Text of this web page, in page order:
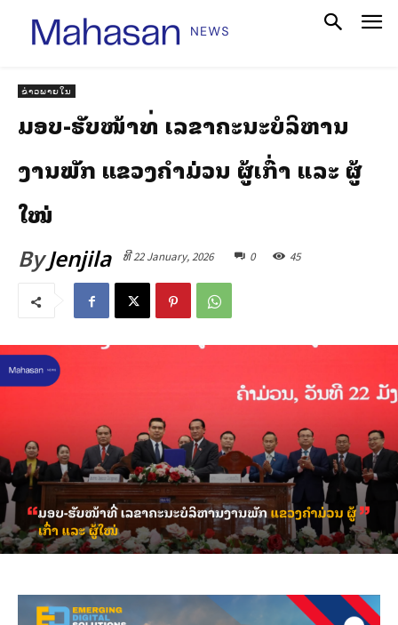
ຂ່າວພາຍໃນ
ມອບ-ຮັບໜ້າທີ່ ເລຂາຄະນະບໍລິຫານ
ງານພັກ ແຂວງຄໍາມ່ວນ ຜູ້ເກົ່າ ແລະ ຜູ້
ໃໝ່
ByJenjila ທີ 22 January, 2026 0 45